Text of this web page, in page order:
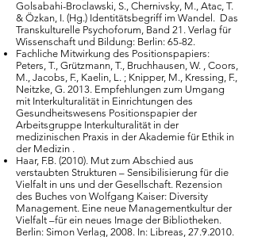
Golsabahi-Broclawski, S., Chernivsky, M., Atac, T.
& Özkan, I. (Hg.) Identitätsbegriff im Wandel. Das
Transkulturelle Psychoforum, Band 21. Verlag für
Wissenschaft und Bildung: Berlin: 65-82.
Fachliche Mitwirkung des Positionspapiers:
Peters, T., Grützmann, T., Bruchhausen, W. , Coors,
M., Jacobs, F., Kaelin, L. ; Knipper, M., Kressing, F.,
Neitzke, G. 2013. Empfehlungen zum Umgang
mit Interkulturalität in Einrichtungen des
Gesundheitswesens Positionspapier der
Arbeitsgruppe Interkulturalität in der
medizinischen Praxis in der Akademie für Ethik in
der Medizin .
Haar, F.B. (2010). Mut zum Abschied aus
verstaubten Strukturen – Sensibilisierung für die
Vielfalt in uns und der Gesellschaft. Rezension
des Buches von Wolfgang Kaiser: Diversity
Management. Eine neue Managementkultur der
Vielfalt –für ein neues Image der Bibliotheken.
Berlin: Simon Verlag, 2008. In: Libreas, 27.9.2010.